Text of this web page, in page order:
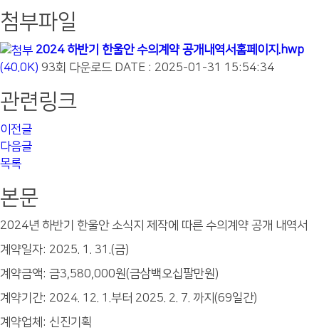
첨부파일
2024 하반기 한울안 수의계약 공개내역서홈페이지.hwp
(40.0K) 93회 다운로드 DATE : 2025-01-31 15:54:34
관련링크
이전글
다음글
목록
본문
2024년 하반기 한울안 소식지 제작에 따른 수의계약 공개 내역서
계약일자: 2025. 1. 31.(금)
계약금액: 금3,580,000원(금삼백오십팔만원)
계약기간: 2024. 12. 1.부터 2025. 2. 7. 까지(69일간)
계약업체: 신진기획